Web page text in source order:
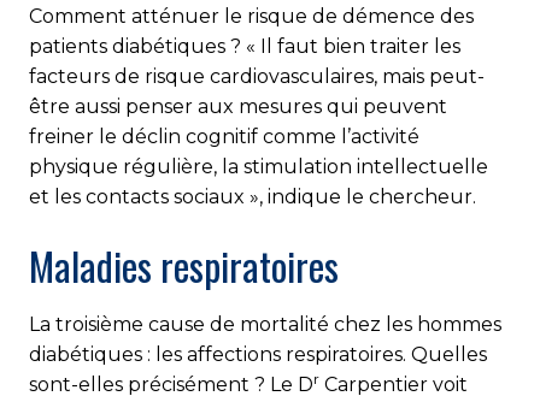
Comment atténuer le risque de démence des
patients diabétiques ? « Il faut bien traiter les
facteurs de risque cardiovasculaires, mais peut-
être aussi penser aux mesures qui peuvent
freiner le déclin cognitif comme l’activité
physique régulière, la stimulation intellectuelle
et les contacts sociaux », indique le chercheur.
Maladies respiratoires
La troisième cause de mortalité chez les hommes
diabétiques : les affections respiratoires. Quelles
sont-elles précisément ? Le Dr Carpentier voit